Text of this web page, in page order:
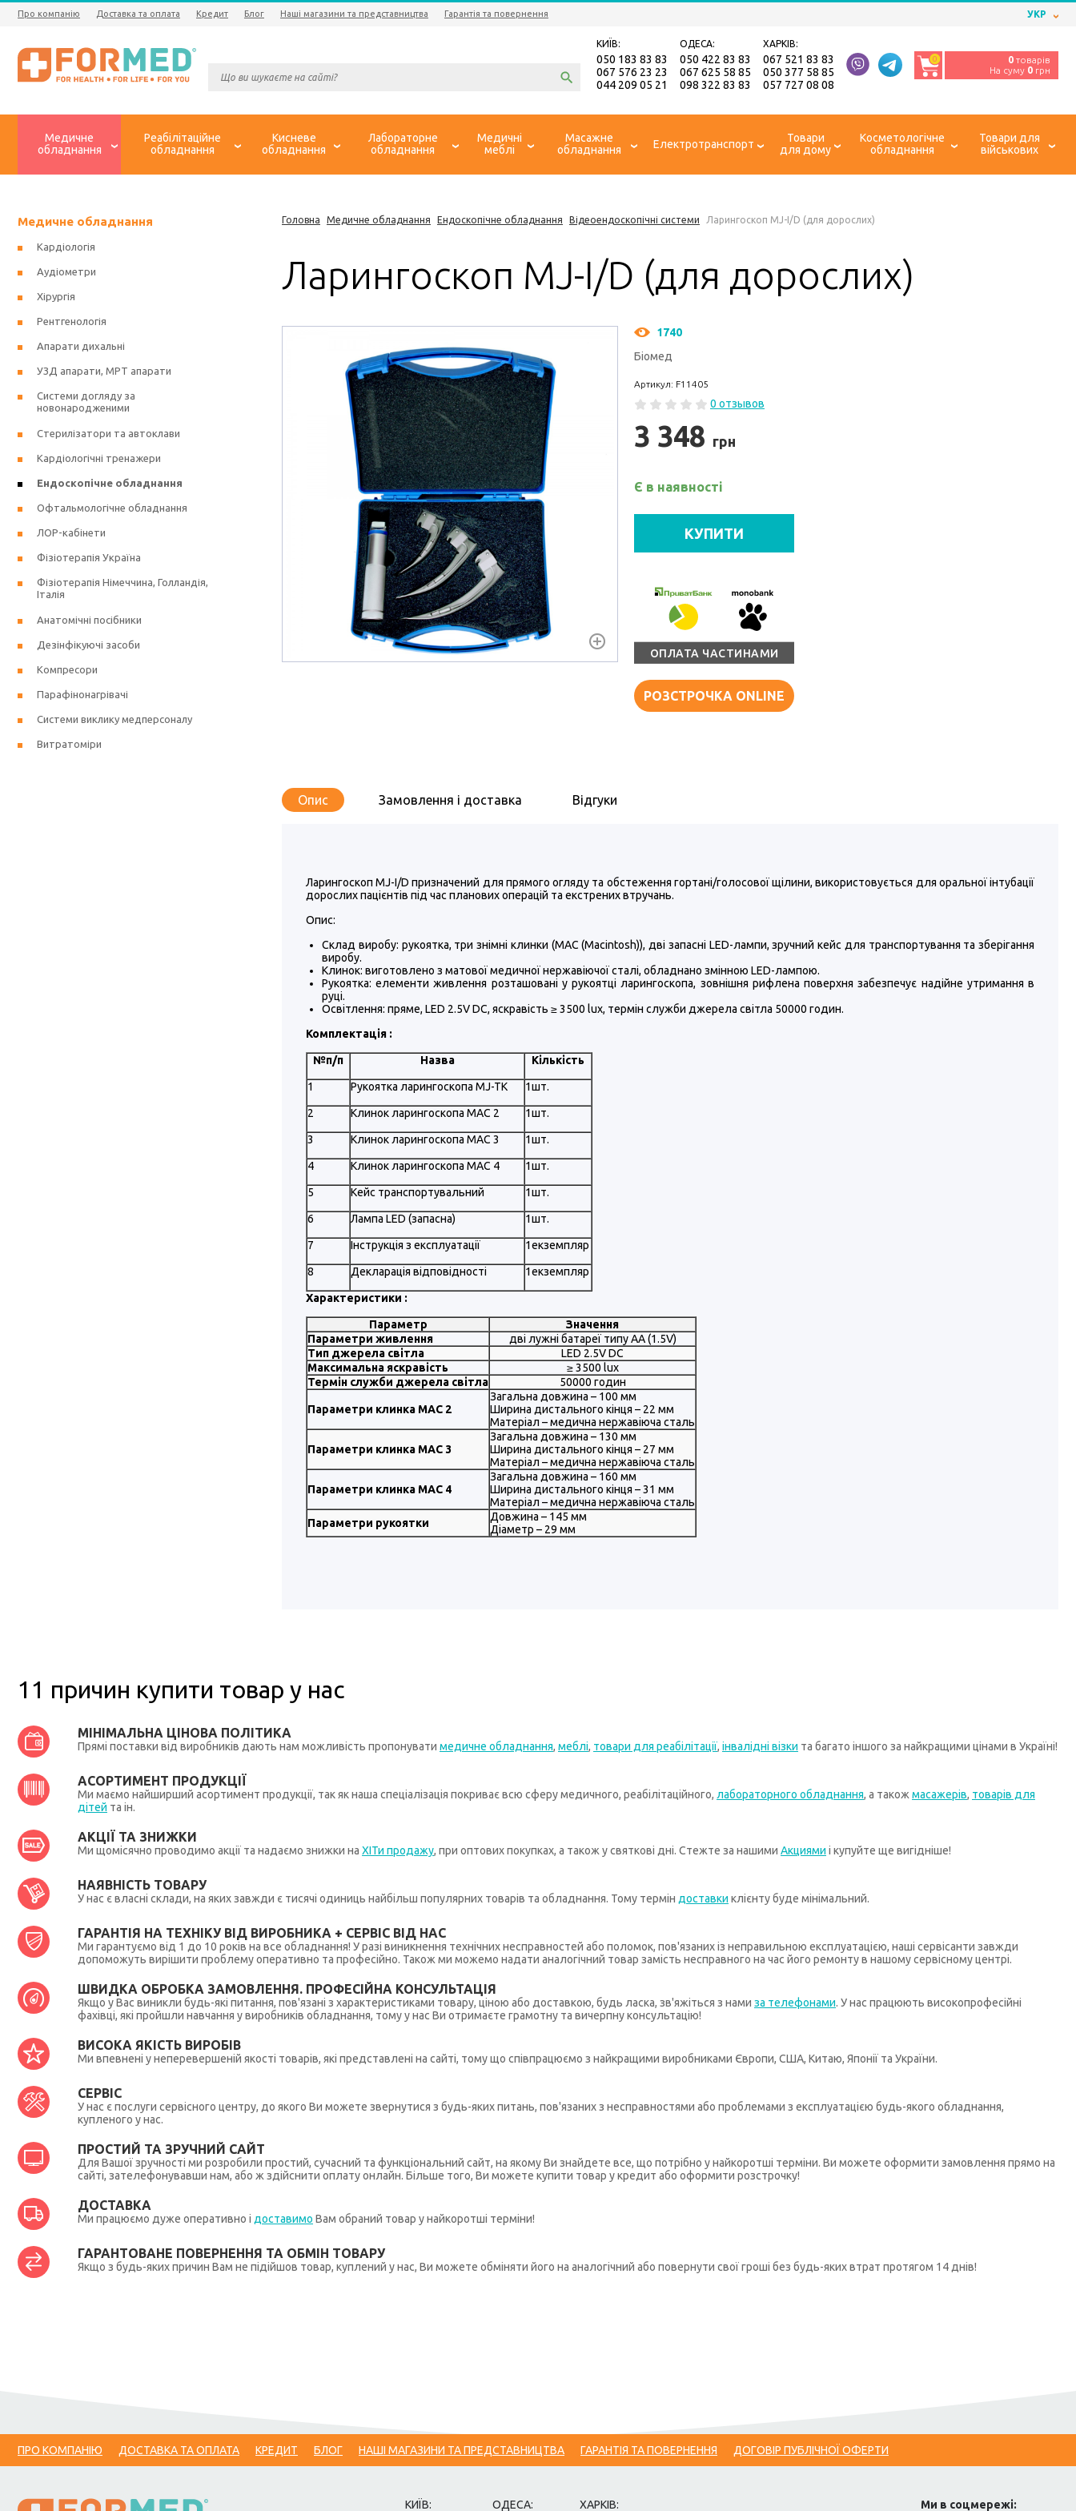
Про компанію Доставка та оплата Кредит Блог Наші магазини та представництва Гарантія та повернення УКР
КИЇВ:
050 183 83 83
067 576 23 23
044 209 05 21
ОДЕСА:
050 422 83 83
067 625 58 85
098 322 83 83
ХАРКІВ:
067 521 83 83
050 377 58 85
057 727 08 08
0 0 товарів
На суму 0 грн
Медичне
обладнання
Реабілітаційне
обладнання
Кисневе
обладнання
Лабораторне
обладнання
Медичні
меблі
Масажне
обладнання
Електротранспорт
Товари
для дому
Косметологічне
обладнання
Товари для
військових
Головна Медичне обладнання Ендоскопічне обладнання Відеоендоскопічні системи Ларингоскоп MJ-I/D (для дорослих)
Ларингоскоп MJ-I/D (для дорослих)
1740
Біомед
Артикул: F11405
0 отзывов
3 348 грн
Є в наявності
КУПИТИ
ОПЛАТА ЧАСТИНАМИ
РОЗСТРОЧКА ONLINE
Опис Замовлення і доставка Відгуки
Ларингоскоп MJ-I/D призначений для прямого огляду та обстеження гортані/голосової щілини, використовується для оральної інтубації
дорослих пацієнтів під час планових операцій та екстрених втручань.
Опис:
Склад виробу: рукоятка, три знімні клинки (MAC (Macintosh)), дві запасні LED-лампи, зручний кейс для транспортування та зберігання
виробу.
Клинок: виготовлено з матової медичної нержавіючої сталі, обладнано змінною LED-лампою.
Рукоятка: елементи живлення розташовані у рукоятці ларингоскопа, зовнішня рифлена поверхня забезпечує надійне утримання в
руці.
Освітлення: пряме, LED 2.5V DC, яскравість ≥ 3500 lux, термін служби джерела світла 50000 годин.
Комплектація :
№п/п Назва Кількість
1 Рукоятка ларингоскопа MJ-TK 1шт.
2 Клинок ларингоскопа MAC 2 1шт.
3 Клинок ларингоскопа MAC 3 1шт.
4 Клинок ларингоскопа MAC 4 1шт.
5 Кейс транспортувальний 1шт.
6 Лампа LED (запасна) 1шт.
7 Інструкція з експлуатації 1екземпляр
8 Декларація відповідності 1екземпляр
Характеристики :
Параметр
Значення
Параметри живлення
дві лужні батареї типу AA (1.5V)
Тип джерела світла
LED 2.5V DC
Максимальна яскравість
≥ 3500 lux
Термін служби джерела світла
50000 годин
Параметри клинка MAC 2
Загальна довжина – 100 мм
Ширина дистального кінця – 22 мм
Матеріал – медична нержавіюча сталь
Параметри клинка MAC 3
Загальна довжина – 130 мм
Ширина дистального кінця – 27 мм
Матеріал – медична нержавіюча сталь
Параметри клинка MAC 4
Загальна довжина – 160 мм
Ширина дистального кінця – 31 мм
Матеріал – медична нержавіюча сталь
Параметри рукоятки
Довжина – 145 мм
Діаметр – 29 мм
Медичне обладнання
Кардіологія
Аудіометри
Хірургія
Рентгенологія
Апарати дихальні
УЗД апарати, МРТ апарати
Системи догляду за
новонародженими
Стерилізатори та автоклави
Кардіологічні тренажери
Ендоскопічне обладнання
Офтальмологічне обладнання
ЛОР-кабінети
Фізіотерапія Україна
Фізіотерапія Німеччина, Голландія,
Італія
Анатомічні посібники
Дезінфікуючі засоби
Компресори
Парафінонагрівачі
Системи виклику медперсоналу
Витратоміри
11 причин купити товар у нас
МІНІМАЛЬНА ЦІНОВА ПОЛІТИКА
Прямі поставки від виробників дають нам можливість пропонувати медичне обладнання, меблі, товари для реабілітації, інвалідні візки та багато іншого за найкращими цінами в Україні!
АСОРТИМЕНТ ПРОДУКЦІЇ
Ми маємо найширший асортимент продукції, так як наша спеціалізація покриває всю сферу медичного, реабілітаційного, лабораторного обладнання, а такожмасажерів, товарів для
дітей та ін.
АКЦІЇ ТА ЗНИЖКИ
Ми щомісячно проводимо акції та надаємо знижки на ХІТи продажу, при оптових покупках, а також у святкові дні. Стежте за нашими Акциями і купуйте ще вигідніше!
НАЯВНІСТЬ ТОВАРУ
У нас є власні склади, на яких завжди є тисячі одиниць найбільш популярних товарів та обладнання. Тому термін доставки клієнту буде мінімальний.
ГАРАНТІЯ НА ТЕХНІКУ ВІД ВИРОБНИКА + СЕРВІС ВІД НАС
Ми гарантуємо від 1 до 10 років на все обладнання! У разі виникнення технічних несправностей або поломок, пов'язаних із неправильною експлуатацією, наші сервісанти завжди
допоможуть вирішити проблему оперативно та професійно. Також ми можемо надати аналогічний товар замість несправного на час його ремонту в нашому сервісному центрі.
ШВИДКА ОБРОБКА ЗАМОВЛЕННЯ. ПРОФЕСІЙНА КОНСУЛЬТАЦІЯ
Якщо у Вас виникли будь-які питання, пов'язані з характеристиками товару, ціною або доставкою, будь ласка, зв'яжіться з нами за телефонами. У нас працюють високопрофесійні
фахівці, які пройшли навчання у виробників обладнання, тому у нас Ви отримаєте грамотну та вичерпну консультацію!
ВИСОКА ЯКІСТЬ ВИРОБІВ
Ми впевнені у неперевершеній якості товарів, які представлені на сайті, тому що співпрацюємо з найкращими виробниками Європи, США, Китаю, Японії та України.
СЕРВІС
У нас є послуги сервісного центру, до якого Ви можете звернутися з будь-яких питань, пов'язаних з несправностями або проблемами з експлуатацією будь-якого обладнання,
купленого у нас.
ПРОСТИЙ ТА ЗРУЧНИЙ САЙТ
Для Вашої зручності ми розробили простий, сучасний та функціональний сайт, на якому Ви знайдете все, що потрібно у найкоротші терміни. Ви можете оформити замовлення прямо на
сайті, зателефонувавши нам, або ж здійснити оплату онлайн. Більше того, Ви можете купити товар у кредит або оформити розстрочку!
ДОСТАВКА
Ми працюємо дуже оперативно і доставимо Вам обраний товар у найкоротші терміни!
ГАРАНТОВАНЕ ПОВЕРНЕННЯ ТА ОБМІН ТОВАРУ
Якщо з будь-яких причин Вам не підійшов товар, куплений у нас, Ви можете обміняти його на аналогічний або повернути свої гроші без будь-яких втрат протягом 14 днів!
ПРО КОМПАНІЮ ДОСТАВКА ТА ОПЛАТА КРЕДИТ БЛОГ НАШІ МАГАЗИНИ ТА ПРЕДСТАВНИЦТВА ГАРАНТІЯ ТА ПОВЕРНЕННЯ ДОГОВІР ПУБЛІЧНОЇ ОФЕРТИ
КИЇВ: ОДЕСА: ХАРКІВ: Ми в соцмережі: